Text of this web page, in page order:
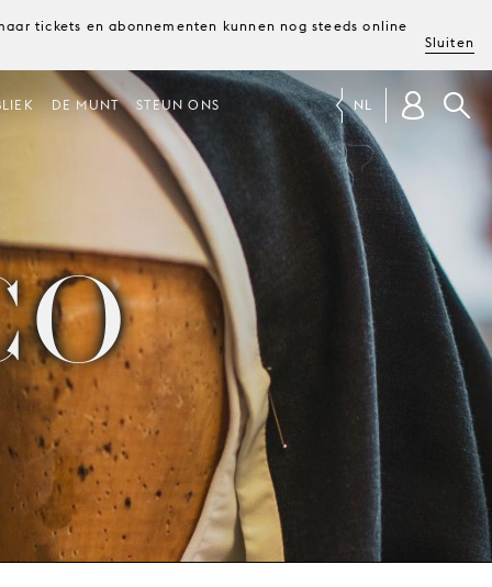
tickets en abonnementen kunnen nog steeds online
Sluiten
DE MUNT STEUN ONS NL